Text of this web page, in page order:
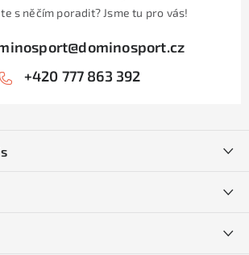
s něčím poradit? Jsme tu pro vás!
@dominosport.cz
+420 777 863 392